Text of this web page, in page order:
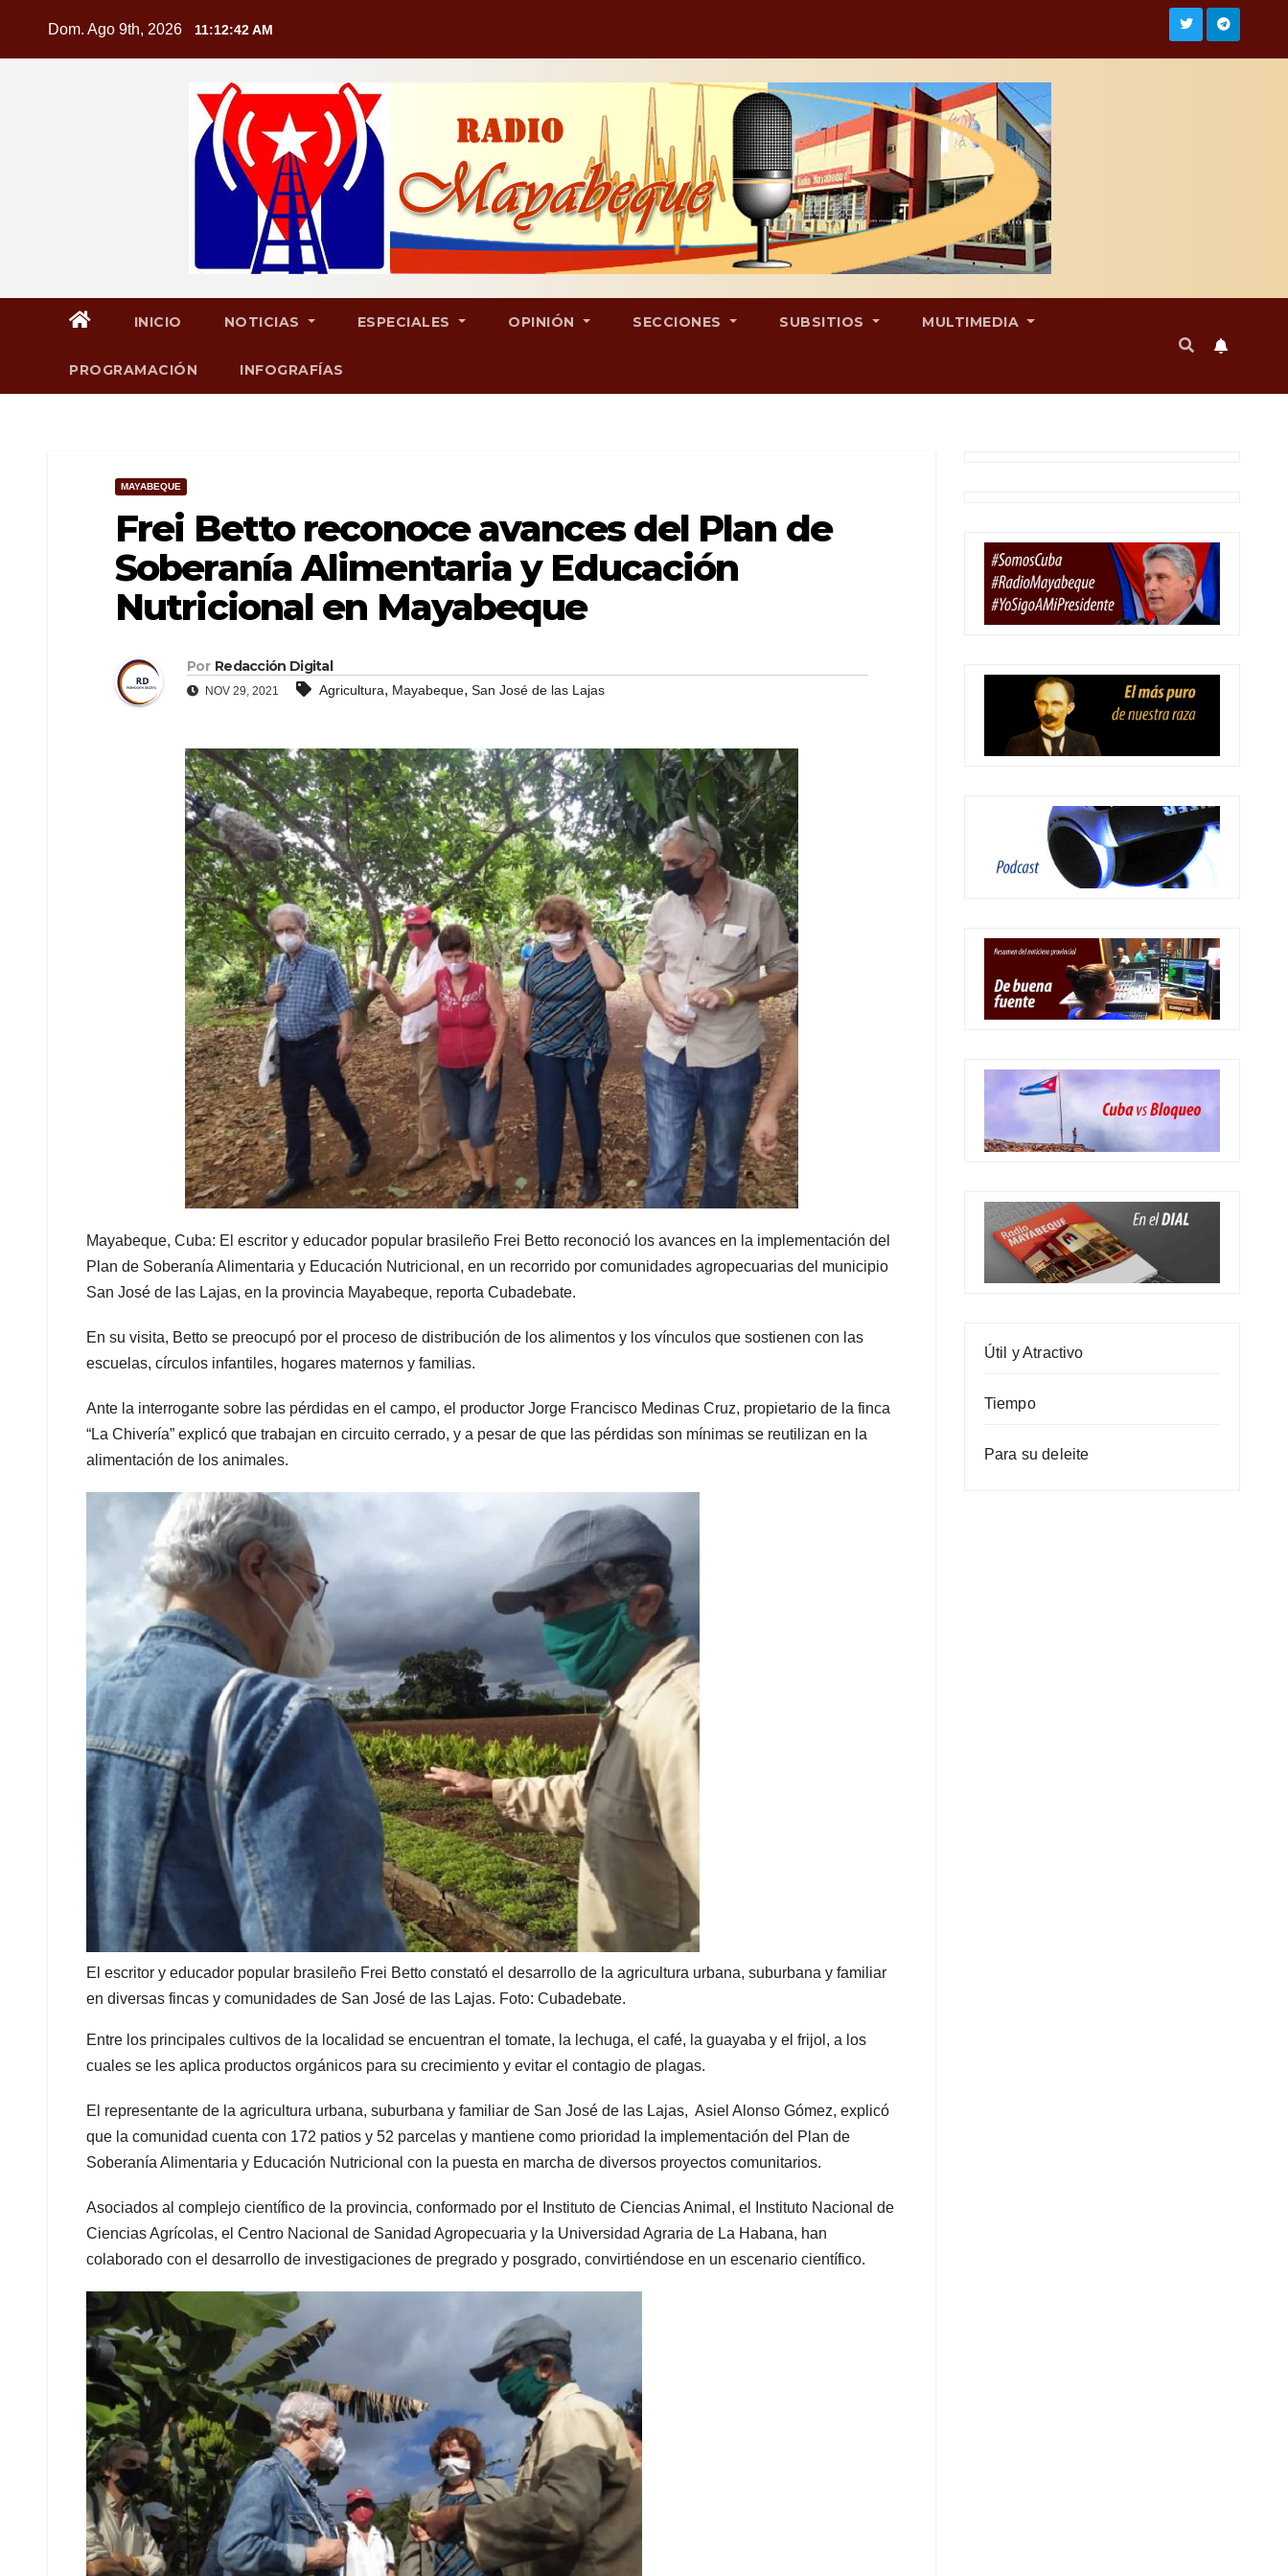
Dom. Ago 9th, 2026 11:12:44 AM
INICIO NOTICIAS ESPECIALES OPINIÓN SECCIONES SUBSITIOS MULTIMEDIA
PROGRAMACIÓN INFOGRAFÍAS
MAYABEQUE
Frei Betto reconoce avances del Plan de
Soberanía Alimentaria y Educación
Nutricional en Mayabeque
Por Redacción Digital
NOV 29, 2021 Agricultura, Mayabeque, San José de las Lajas
Mayabeque, Cuba: El escritor y educador popular brasileño Frei Betto reconoció los avances en la implementación del
Plan de Soberanía Alimentaria y Educación Nutricional, en un recorrido por comunidades agropecuarias del municipio
San José de las Lajas, en la provincia Mayabeque, reporta Cubadebate.
En su visita, Betto se preocupó por el proceso de distribución de los alimentos y los vínculos que sostienen con las
escuelas, círculos infantiles, hogares maternos y familias.
Ante la interrogante sobre las pérdidas en el campo, el productor Jorge Francisco Medinas Cruz, propietario de la finca
“La Chivería” explicó que trabajan en circuito cerrado, y a pesar de que las pérdidas son mínimas se reutilizan en la
alimentación de los animales.
El escritor y educador popular brasileño Frei Betto constató el desarrollo de la agricultura urbana, suburbana y familiar
en diversas fincas y comunidades de San José de las Lajas. Foto: Cubadebate.
Entre los principales cultivos de la localidad se encuentran el tomate, la lechuga, el café, la guayaba y el frijol, a los
cuales se les aplica productos orgánicos para su crecimiento y evitar el contagio de plagas.
El representante de la agricultura urbana, suburbana y familiar de San José de las Lajas, Asiel Alonso Gómez, explicó
que la comunidad cuenta con 172 patios y 52 parcelas y mantiene como prioridad la implementación del Plan de
Soberanía Alimentaria y Educación Nutricional con la puesta en marcha de diversos proyectos comunitarios.
Asociados al complejo científico de la provincia, conformado por el Instituto de Ciencias Animal, el Instituto Nacional de
Ciencias Agrícolas, el Centro Nacional de Sanidad Agropecuaria y la Universidad Agraria de La Habana, han
colaborado con el desarrollo de investigaciones de pregrado y posgrado, convirtiéndose en un escenario científico.
Útil y Atractivo
Tiempo
Para su deleite